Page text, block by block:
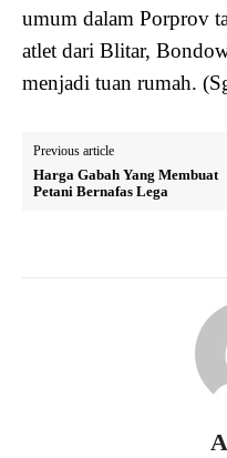
umum dalam Porprov
atlet dari Blitar,
menjadi tuan rumah.
Previous article
Harga Gabah Yang Membuat
Petani Bernafas Lega